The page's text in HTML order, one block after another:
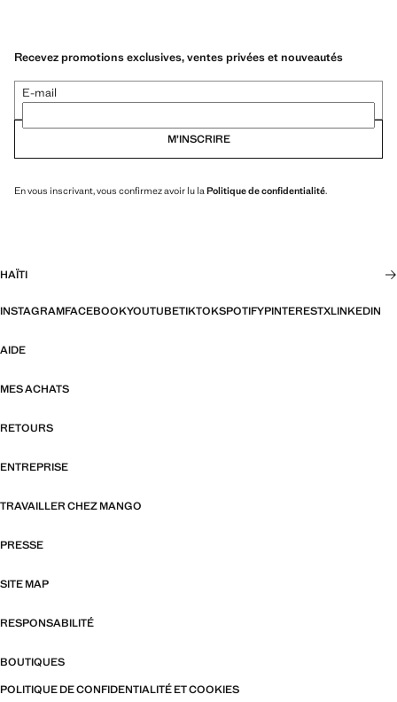
Recevez promotions exclusives, ventes privées et nouveautés
E-mail
M’INSCRIRE
En vous inscrivant, vous confirmez avoir lu la Politique de confidentialité.
HAÏTI
INSTAGRAMFACEBOOKYOUTUBETIKTOKSPOTIFYPINTERESTXLINKEDIN
AIDE
MES ACHATS
RETOURS
ENTREPRISE
TRAVAILLER CHEZ MANGO
PRESSE
SITE MAP
RESPONSABILITÉ
BOUTIQUES
POLITIQUE DE CONFIDENTIALITÉ ET COOKIES